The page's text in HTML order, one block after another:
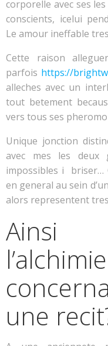
corporelle avec ses
conscients, icelui
Le amour ineffable
Cette raison
parfois https://
alleches avec un
tout betement
vers tous ses
Unique jonction
avec mes les deux
impossibles i briser…
en general au sein
alors representent
Ainsi
une